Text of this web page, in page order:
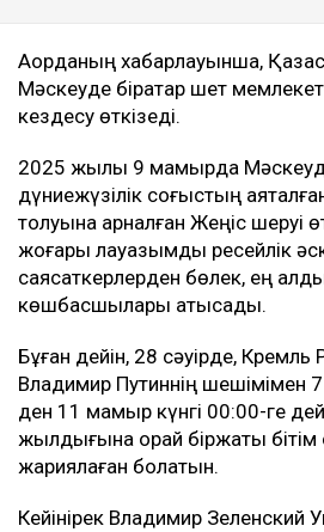
Ақорданың хабарлауынша,
Мәскеуде бірқатар шет
кездесу өткізеді.
2025 жылы 9 мамырда
дүниежүзілік соғыстың
толуына арналған Жеңіс шеруі
жоғары лауазымды ресейлік
саясаткерлерден бөлек, ең
көшбасшылары қатысады.
Бұған дейін, 28 сәуірде, Кремль
Владимир Путиннің шешімімен
ден 11 мамыр күнгі 00:00-ге
жылдығына орай біржақты
жариялаған болатын.
Кейінірек Владимир